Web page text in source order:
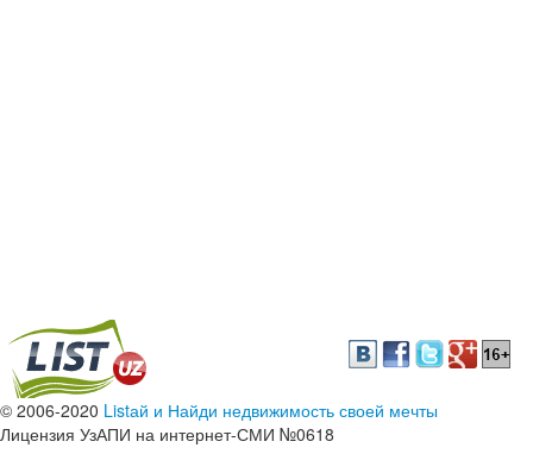
© 2006-2020 Listай и Найди недвижимость своей мечты
Лицензия УзАПИ на интернет-СМИ №0618